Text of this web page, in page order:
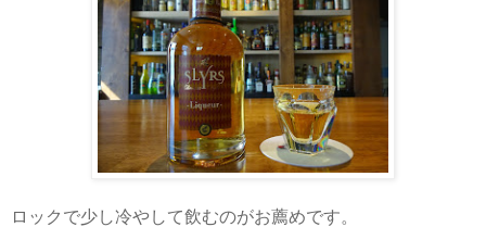
ロックで少し冷やして飲むのがお薦めです。